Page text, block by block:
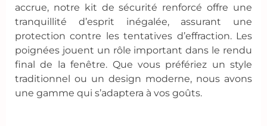
accrue, notre kit de sécurité renforcé offre une
tranquillité d’esprit inégalée, assurant une
protection contre les tentatives d’effraction. Les
poignées jouent un rôle important dans le rendu
final de la fenêtre. Que vous préfériez un style
traditionnel ou un design moderne, nous avons
une gamme qui s’adaptera à vos goûts.